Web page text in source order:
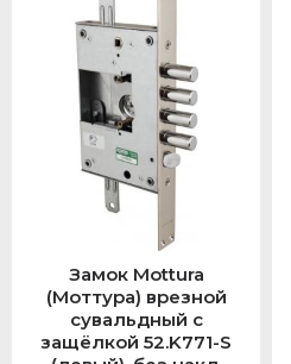
Замок Mottura
(Моттура) врезной
сувальдный с
защёлкой 52.K771-S